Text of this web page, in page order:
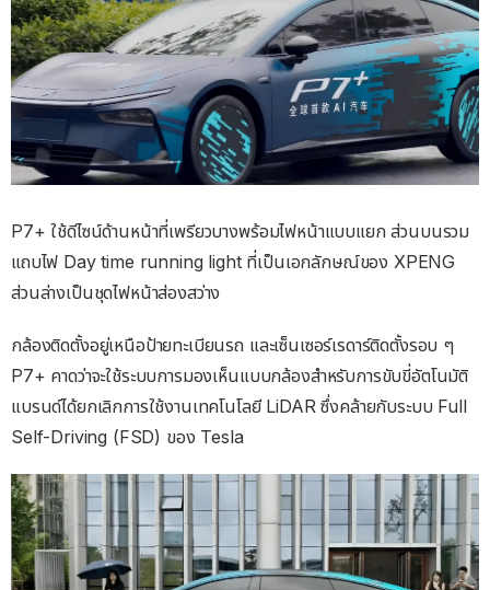
P7+ ใช้ดีไซน์ด้านหน้าที่เพรียวบางพร้อมไฟหน้าแบบแยก ส่วนบนรวม
แถบไฟ Day time running light ที่เป็นเอกลักษณ์ของ XPENG
ส่วนล่างเป็นชุดไฟหน้าส่องสว่าง
กล้องติดตั้งอยู่เหนือป้ายทะเบียนรถ และเซ็นเซอร์เรดาร์ติดตั้งรอบ ๆ
P7+ คาดว่าจะใช้ระบบการมองเห็นแบบกล้องสำหรับการขับขี่อัตโนมัติ
แบรนด์ได้ยกเลิกการใช้งานเทคโนโลยี LiDAR ซึ่งคล้ายกับระบบ Full
Self-Driving (FSD) ของ Tesla